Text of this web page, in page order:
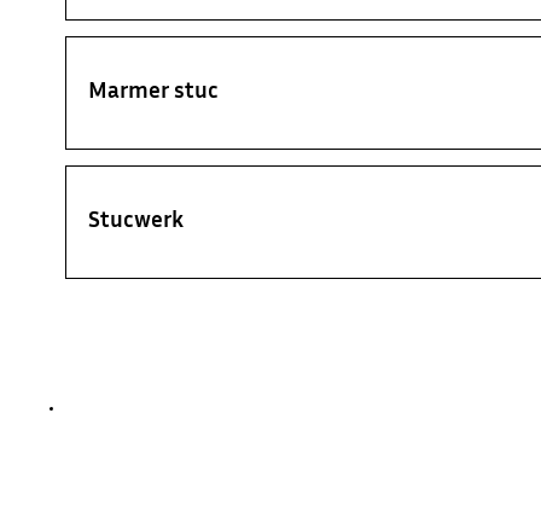
Marmer stuc
Stucwerk